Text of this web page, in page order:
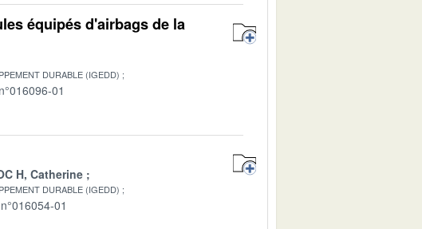
équipés d'airbags de la
DURABLE (IGEDD)
01
H, Catherine
DURABLE (IGEDD)
01